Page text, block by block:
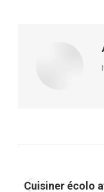
article
Cuisiner écolo